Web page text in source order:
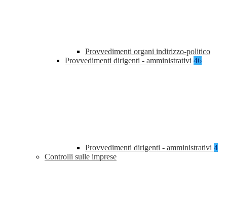
Provvedimenti organi indirizzo-politico
Provvedimenti dirigenti - amministrativi 46
Provvedimenti dirigenti - amministrativi 4
Controlli sulle imprese